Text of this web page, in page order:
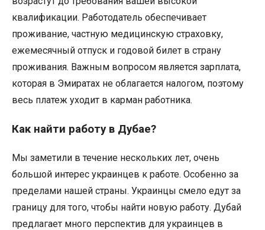
квалификации. Работодатель обеспечивает
проживание, частную медицинскую страховку,
ежемесячный отпуск и годовой билет в страну
проживания. Важным вопросом является зарплата,
которая в Эмиратах не облагается налогом, поэтому
весь платеж уходит в карман работника.
Как найти работу в Дубае?
Мы заметили в течение нескольких лет, очень
большой интерес украинцев к работе. Особенно за
пределами нашей страны. Украинцы смело едут за
границу для того, чтобы найти новую работу. Дубай
предлагает много перспектив для украинцев в